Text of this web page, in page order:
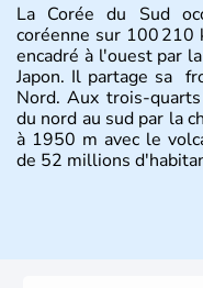
La Corée du Sud
coréenne sur 100 210
encadré à l'ouest par
Japon. Il partage sa
Nord. Aux trois-
du nord au sud par la
à 1950 m avec le
de 52 millions
Histoire et